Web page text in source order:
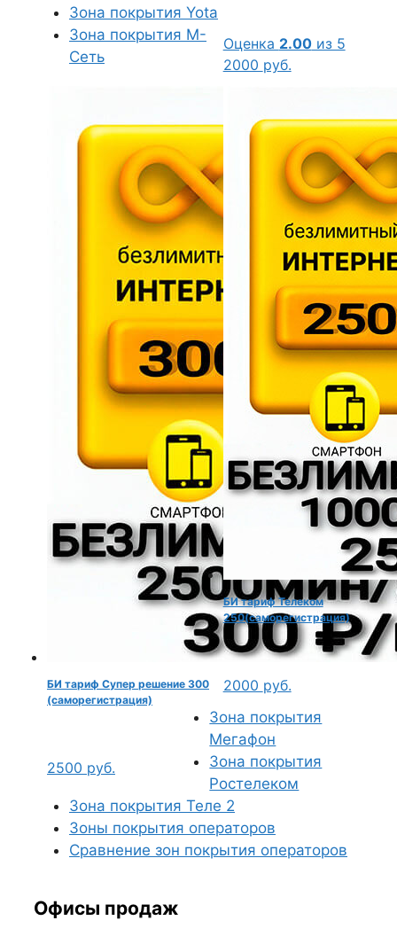
Оценка 2.00из 5
2000 руб.
БИ тариф Супер решение 300
(саморегистрация)
2500 руб.
БИ тариф Телеком
250(саморегистрация)
2000 руб.
Зона покрытия Yota
Зона покрытия М-
Сеть
Зона покрытия
Мегафон
Зона покрытия
Ростелеком
Зона покрытия Теле 2
Зоны покрытия операторов
Сравнение зон покрытия операторов
Офисы продаж